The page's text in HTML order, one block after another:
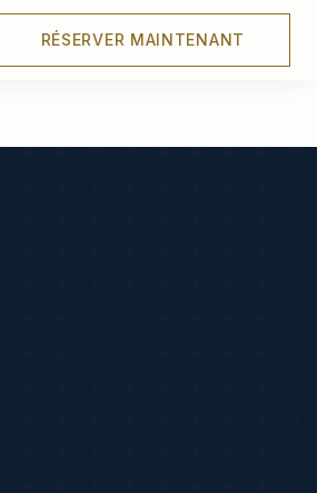
RÉSERVER MAINTENANT